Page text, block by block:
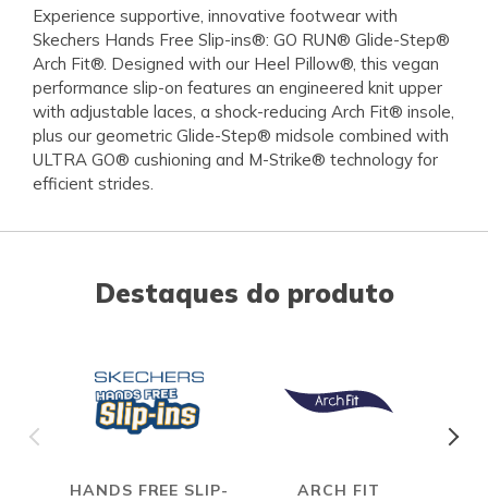
Experience supportive, innovative footwear with
Skechers Hands Free Slip-ins®: GO RUN® Glide-Step®
Arch Fit®. Designed with our Heel Pillow®, this vegan
performance slip-on features an engineered knit upper
with adjustable laces, a shock-reducing Arch Fit® insole,
plus our geometric Glide-Step® midsole combined with
ULTRA GO® cushioning and M-Strike® technology for
efficient strides.
Destaques do produto
HANDS FREE SLIP-
ARCH FIT